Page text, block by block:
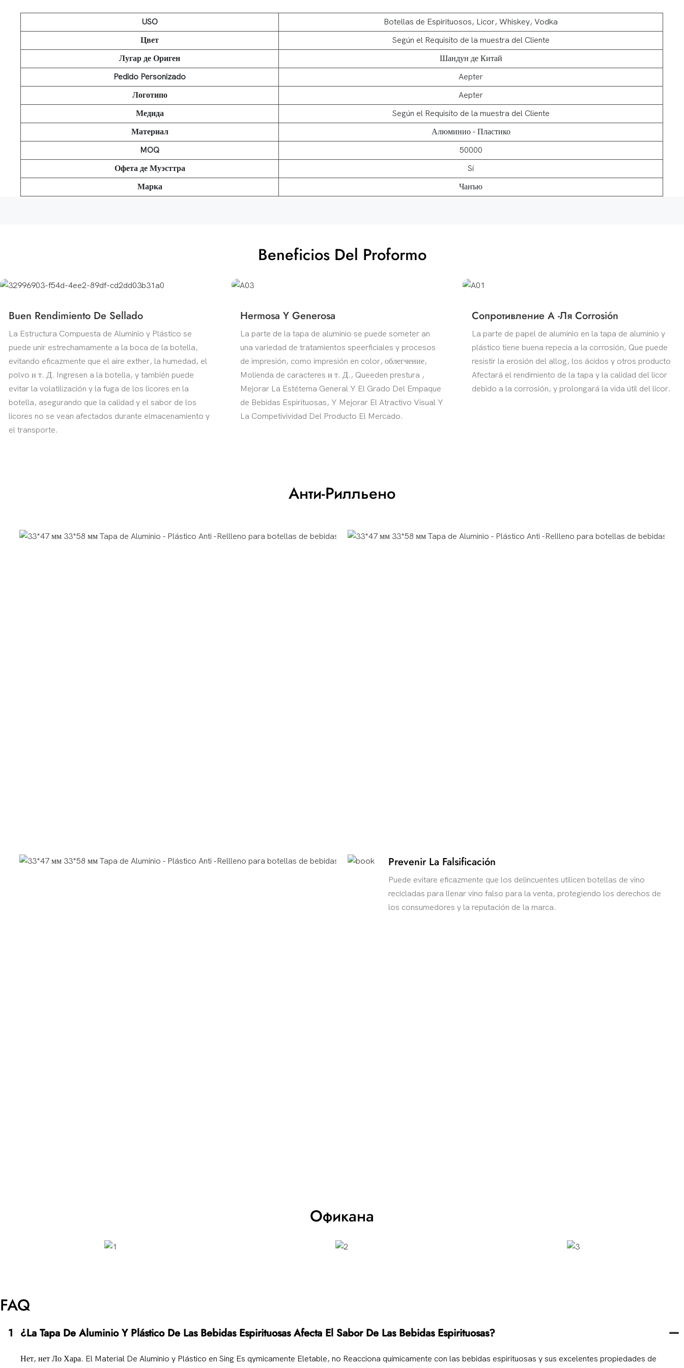
USO
Botellas de Espirituosos, Licor, Whiskey, Vodka
Цвет
Según el Requisito de la muestra del Cliente
Лугар де Ориген
Шандун де Китай
Pedido Personizado
Aepter
Логотипо
Aepter
Медида
Según el Requisito de la muestra del Cliente
Материал
Алюминио - Пластико
MOQ
50000
Офета де Муэсттра
Sí
Марка
Чанъю
Beneficios Del Proformo
Buen Rendimiento De Sellado
La Estructura Compuesta de Aluminio y Plástico se
puede unir estrechamamente a la boca de la botella,
evitando eficazmente que el aire exther, la humedad, el
polvo и т. Д. Ingresen a la botella, y también puede
evitar la volatilización y la fuga de los licores en la
botella, asegurando que la calidad y el sabor de los
licores no se vean afectados durante elmacenamiento y
el transporte.
Hermosa Y Generosa
La parte de la tapa de aluminio se puede someter an
una variedad de tratamientos speerficiales y procesos
de impresión, como impresión en color, облегчение,
Molienda de caracteres и т. Д., Queeden prestura ,
Mejorar La Estétema General Y El Grado Del Empaque
de Bebidas Espirituosas, Y Mejorar El Atractivo Visual Y
La Competivividad Del Producto El Mercado.
Сопротивление А -ля Corrosión
La parte de papel de aluminio en la tapa de aluminio y
plástico tiene buena repecia a la corrosión, Que puede
resistir la erosión del allog, los ácidos y otros producto
Afectará el rendimiento de la tapa y la calidad del licor
debido a la corrosión, y prolongará la vida útil del licor.
Анти-Рилльено
Mejorar La
Калидад
Гарантизада
Puede evitar
que las
Prevenir La Falsificación
Puede evitare eficazmente que los delincuentes utilicen botellas de vino
recicladas para llenar vino falso para la venta, protegiendo los derechos de
los consumedores y la reputación de la marca.
Офикана
FAQ
1 ¿La Tapa De Aluminio Y Plástico De Las Bebidas Espirituosas Afecta El Sabor De Las Bebidas Espirituosas?
Нет, нет Ло Хара. El Material De Aluminio y Plástico en Sing Es qymicamente Eletable, no Reacciona químicamente con las bebidas espirituosas y sus excelentes propiedades de